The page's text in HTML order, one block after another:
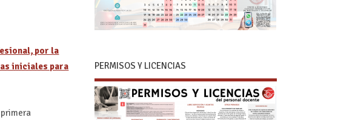
por la
iniciales para
PERMISOS Y LICENCIAS